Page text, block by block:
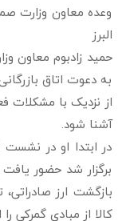
وعده معاون وزارت
البرز
حمید زادبوم معاون
به دعوت اتاق
از نزدیک با مشکلات
آشنا شود.
در ابتدا او در نشست
برگزار شد حضور
بازگشت ارز
کالا از مبادی گمرکی